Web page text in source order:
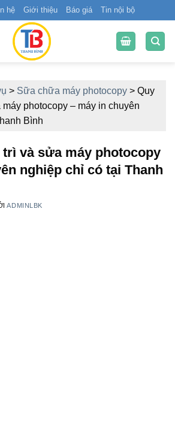
hệ Giới thiệu Báo giá Tin nội bộ
> Sữa chữa máy photocopy > Quy
photocopy – máy in chuyên
Bình
và sửa máy photocopy
nghiệp chỉ có tại Thanh
ADMINLBK